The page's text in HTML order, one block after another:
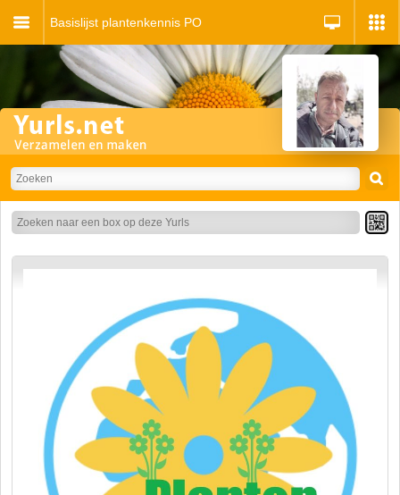
Basislijst plantenkennis PO